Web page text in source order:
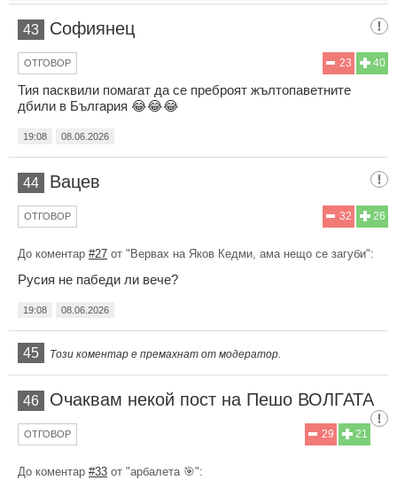
43 Софиянец
40
23
ОТГОВОР
Тия пасквили помагат да се преброят жълтопаветните
дбили в България 😂😂😂
19:08 08.06.2026
44 Вацев
26
32
ОТГОВОР
До коментар #27 от "Вервах на Яков Кедми, ама нещо се загуби":
Русия не пабеди ли вече?
19:08 08.06.2026
45 Този коментар е премахнат от модератор.
46 Очаквам некой пост на Пешо ВОЛГАТА
21
29
ОТГОВОР
До коментар #33 от "арбалета 🎯":